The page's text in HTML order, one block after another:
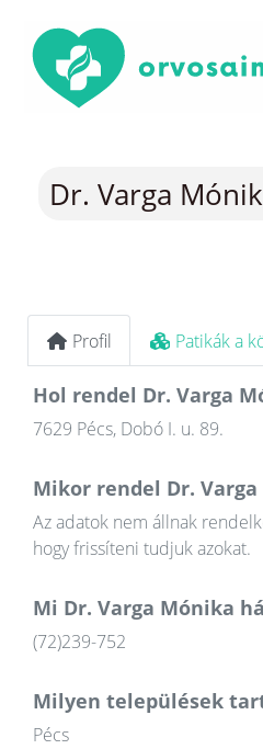
Dr. Varga
Profil Patikák a
Hol rendel Dr. Varga
7629 Pécs, Dobó I. u. 89.
Mikor rendel Dr.
Az adatok nem állnak
hogy frissíteni tudjuk azokat.
Mi Dr. Varga Mónika
(72)239-752
Milyen települések
Pécs